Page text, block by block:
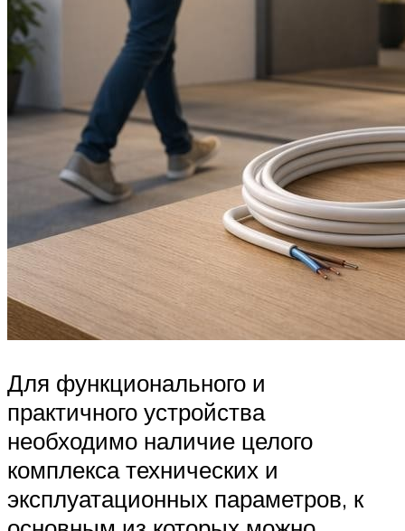
Для функционального и
практичного устройства
необходимо наличие целого
комплекса технических и
эксплуатационных параметров, к